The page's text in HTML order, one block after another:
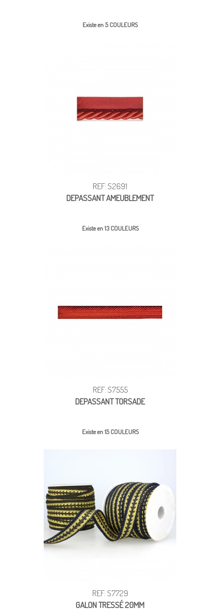
Existe en 5 COULEURS
REF: S2691
DEPASSANT AMEUBLEMENT
Existe en 13 COULEURS
REF: S7555
DEPASSANT TORSADE
Existe en 15 COULEURS
REF: S7729
GALON TRESSÉ 20MM